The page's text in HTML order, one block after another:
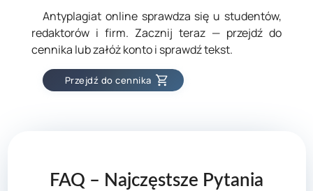
Antyplagiat online sprawdza się u studentów,
redaktorów i firm. Zacznij teraz — przejdź do
cennika lub załóż konto i sprawdź tekst.
Przejdź do cennika
FAQ – Najczęstsze Pytania